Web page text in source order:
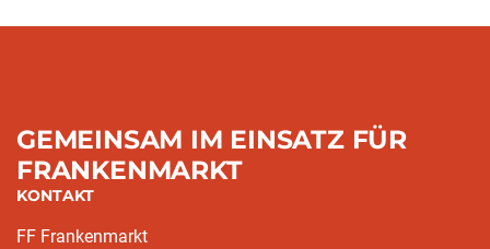
GEMEINSAM IM EINSATZ FÜR
FRANKENMARKT
KONTAKT
FF Frankenmarkt